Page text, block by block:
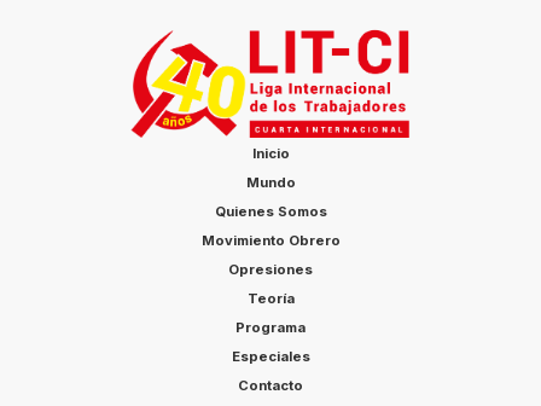
Inicio
Mundo
Quienes Somos
Movimiento Obrero
Opresiones
Teoría
Programa
Especiales
Contacto